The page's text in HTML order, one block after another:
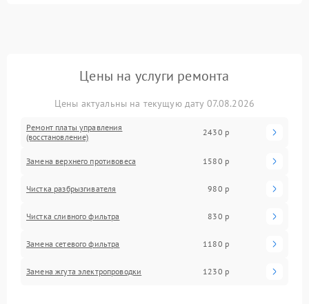
Цены на услуги ремонта
Цены актуальны на текущую дату 07.08.2026
Ремонт платы управления
(восстановление)
2430 р
Замена верхнего противовеса 1580 р
Чистка разбрызгивателя 980 р
Чистка сливного фильтра 830 р
Замена сетевого фильтра 1180 р
Замена жгута электропроводки 1230 р